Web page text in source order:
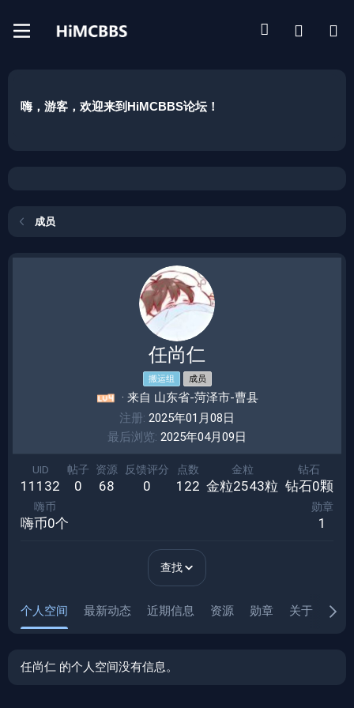
嗨，游客，欢迎来到HiMCBBS论坛！
成员
任尚仁
搬运组 成员
· 来自 山东省-菏泽市-曹县
注册 2025年01月08日
最后浏览 2025年04月09日
UID
11132
帖子
0
资源
68
反馈评分
0
点数
122
金粒
金粒2543粒
钻石
钻石0颗
嗨币
嗨币0个
勋章
1
查找
个人空间 最新动态 近期信息 资源 勋章 关于 背包
任尚仁 的个人空间没有信息。